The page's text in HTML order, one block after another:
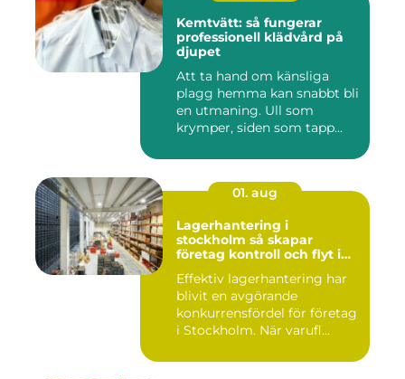
Kemtvätt: så fungerar
professionell klädvård på
djupet
Att ta hand om känsliga
plagg hemma kan snabbt bli
en utmaning. Ull som
krymper, siden som tapp...
01. aug
Lagerhantering i
stockholm så skapar
företag kontroll och flyt i
Effektiv lagerhantering har
blivit en avgörande
konkurrensfördel för företag
i Stockholm. När varufl...